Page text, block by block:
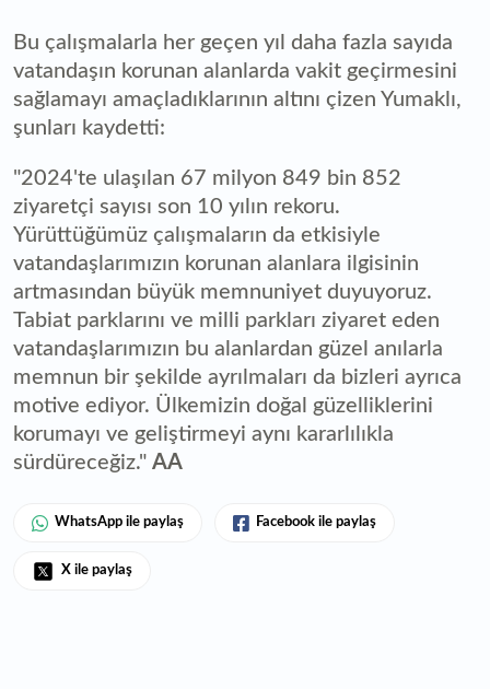
Bu çalışmalarla her geçen yıl daha fazla sayıda
vatandaşın korunan alanlarda vakit geçirmesini
sağlamayı amaçladıklarının altını çizen Yumaklı,
şunları kaydetti:
"2024'te ulaşılan 67 milyon 849 bin 852
ziyaretçi sayısı son 10 yılın rekoru.
Yürüttüğümüz çalışmaların da etkisiyle
vatandaşlarımızın korunan alanlara ilgisinin
artmasından büyük memnuniyet duyuyoruz.
Tabiat parklarını ve milli parkları ziyaret eden
vatandaşlarımızın bu alanlardan güzel anılarla
memnun bir şekilde ayrılmaları da bizleri ayrıca
motive ediyor. Ülkemizin doğal güzelliklerini
korumayı ve geliştirmeyi aynı kararlılıkla
sürdüreceğiz." AA
WhatsApp ile paylaş Facebook ile paylaş
X ile paylaş